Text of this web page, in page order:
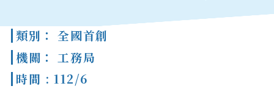
類別： 全國首創
機關： 工務局
時間 : 112/6